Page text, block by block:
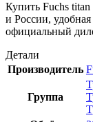
Купить Fuchs
и России,
официальный
Детали
Производитель
Группа